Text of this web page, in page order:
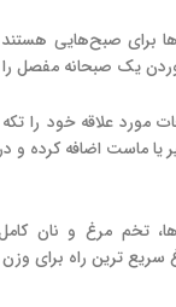
برای صبح‌هایی
یک صبحانه مفصل را
مورد علاقه خود را
یا ماست اضافه کرده و
تخم مرغ و نان
سریع ترین راه برای